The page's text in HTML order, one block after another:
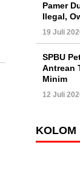
Pamer
Ilegal,
19 Juli
SPBU
Antrean
Minim
12 Juli
KOLOM